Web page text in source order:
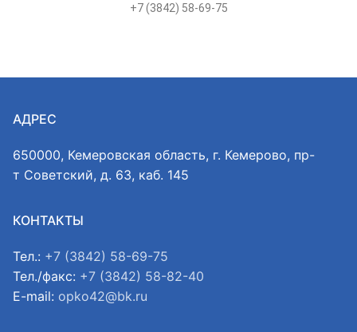
+7 (3842) 58-69-75
АДРЕС
650000, Кемеровская область, г. Кемерово, пр-
т Советский, д. 63, каб. 145
КОНТАКТЫ
Тел.: +7 (3842) 58-69-75
Тел./факс: +7 (3842) 58-82-40
E-mail: opko42@bk.ru